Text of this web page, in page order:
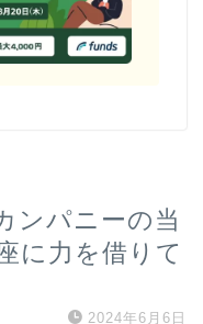
ンパニーの当
に力を借りて
2024年6月6日